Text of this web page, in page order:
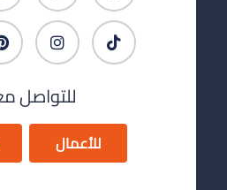
للتواصل
للأعمال